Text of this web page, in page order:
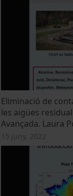
Eliminació de
les aigües
Avançada. Laura
15 juny, 2022